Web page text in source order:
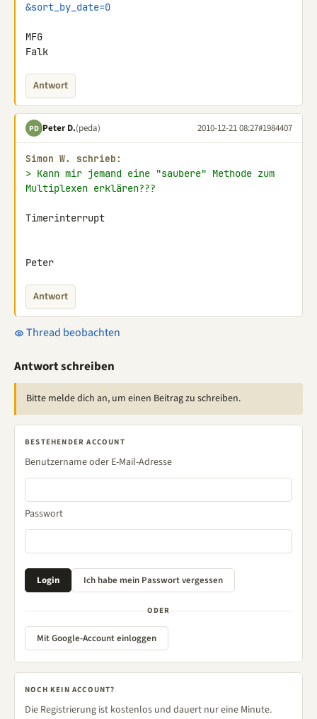
&sort_by_date=0
MFG
Falk
Antwort
PD Peter D.(peda) 2010-12-21 08:27#1984407
Simon W. schrieb:
> Kann mir jemand eine "saubere" Methode zum
Multiplexen erklären???
Timerinterrupt
Peter
Antwort
Thread beobachten
Antwort schreiben
Bitte melde dich an, um einen Beitrag zu schreiben.
BESTEHENDER ACCOUNT
Benutzername oder E-Mail-Adresse
Passwort
ODER
Mit Google-Account einloggen
NOCH KEIN ACCOUNT?
Die Registrierung ist kostenlos und dauert nur eine Minute.